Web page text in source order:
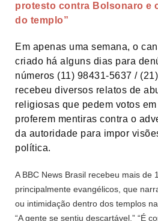
protesto contra Bolsonaro e
do templo”
Em apenas uma semana, o
criado há alguns dias para
números (11) 98431-5637 /
recebeu diversos relatos de
religiosas que pedem votos
proferem mentiras contra o
da autoridade para impor
política.
A BBC News Brasil recebeu mais de
principalmente evangélicos, que
ou intimidação dentro dos templos
“A gente se sentiu descartável.” “É